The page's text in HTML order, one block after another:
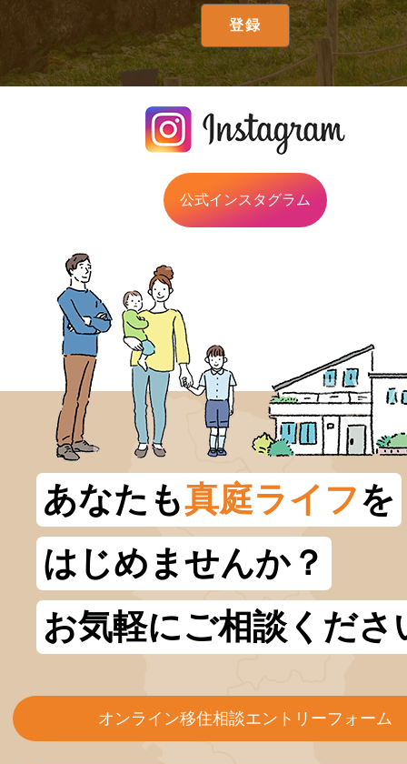
公式インスタグラム
あなたも真庭ライフを
はじめませんか？
お気軽にご相談くださ
オンライン移住相談エントリーフォーム